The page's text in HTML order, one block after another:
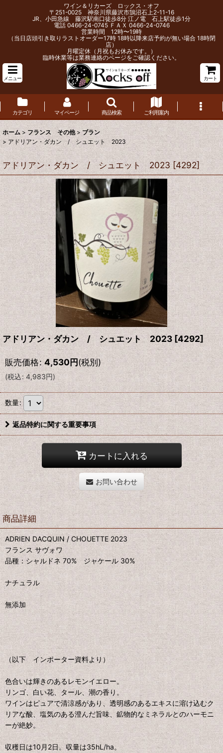
ワイン＆リカーズ ロックス・オフ
〒251-0025 神奈川県藤沢市鵠沼石上2-11-16
JR、小田急線 藤沢駅南口徒歩8分 江ノ電 石上駅徒歩1分
電話 0466-24-0745 ＦＡＸ 0466-24-0746
営業時間 12時〜19時
（当日店頭引き取りラストオーダー17時 18時以降来店予約が無い場合 18時閉
店）
月曜定休（月祝もお休みです。）
臨時休業等は業務連絡のページをご確認ください。
メニュー カート
カテゴリ マイページ 商品検索 ご利用案内
ホーム > フランス その他 > ブラン
> アドリアン・ダカン / シュエット 2023
アドリアン・ダカン / シュエット 2023 [4292]
アドリアン・ダカン / シュエット 2023 [4292]
販売価格: 4,530円(税別)
(税込: 4,983円)
数量:
返品特約に関する重要事項
カートに入れる
お問い合わせ
商品詳細
ADRIEN DACQUIN / CHOUETTE 2023
フランス サヴォワ
品種：シャルドネ 70% ジャケール 30%
ナチュラル
無添加
（以下 インポーター資料より）
色合いは輝きのあるレモンイエロー。
リンゴ、白い花、タール、潮の香り。
ワインはピュアで清涼感があり、透明感のあるエキスに溶け込むク
リアな酸、塩気のある澄んだ旨味、鉱物的なミネラルとのハーモニ
ーが絶妙。
収穫日は10月2日。収量は35hL/ha。